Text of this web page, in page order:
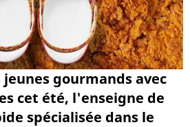
gourmands avec
cet été, l'enseigne de
spécialisée dans le